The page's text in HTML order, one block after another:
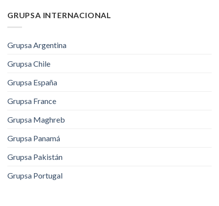
GRUPSA INTERNACIONAL
Grupsa Argentina
Grupsa Chile
Grupsa España
Grupsa France
Grupsa Maghreb
Grupsa Panamá
Grupsa Pakistán
Grupsa Portugal